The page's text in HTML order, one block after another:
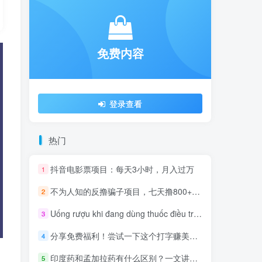
免费内容
登录查看
热门
1 抖音电影票项目：每天3小时，月入过万
2 不为人知的反撸骗子项目，七天撸800+（附免费项目资料）
3 Uống rượu khi đang dùng thuốc điều trị nhắm trúng đích có được không?
4 分享免费福利！尝试一下这个打字赚美元的平台，不花一分钱，值得一试！
5 印度药和孟加拉药有什么区别？一文讲清两者差在哪